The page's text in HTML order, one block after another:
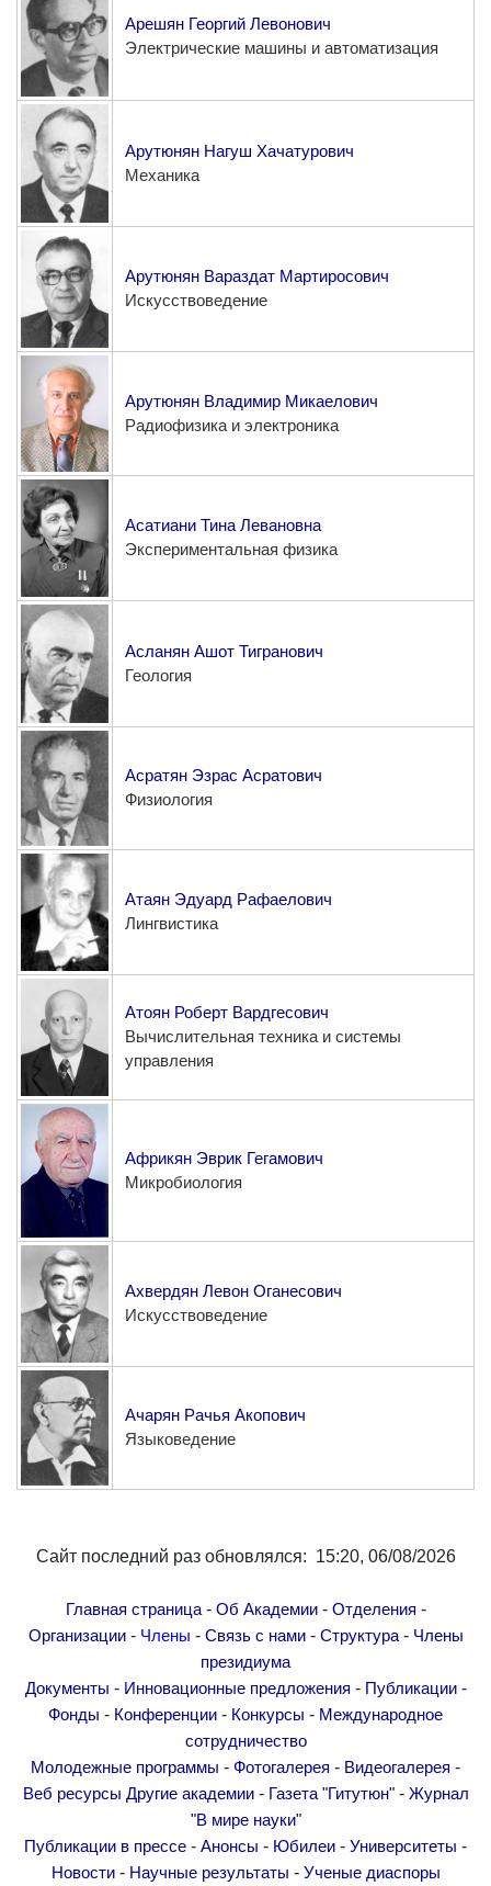
Арешян Георгий Левонович
Электрические машины и автоматизация
Арутюнян Нагуш Хачатурович
Механика
Арутюнян Вараздат Мартиросович
Искусствоведение
Арутюнян Владимир Микаелович
Радиофизика и электроника
Асатиани Тина Левановна
Экспериментальная физика
Асланян Ашот Тигранович
Геология
Асратян Эзрас Асратович
Физиология
Атаян Эдуард Рафаелович
Лингвистика
Атоян Роберт Вардгесович
Вычислительная техника и системы
управления
Африкян Эврик Гегамович
Микробиология
Ахвердян Левон Оганесович
Искусствоведение
Ачарян Рачья Акопович
Языковедение
Сайт последний раз обновлялся: 15:20, 06/08/2026
Главная страница- Об Академии- Отделения -
Организации- Члены - Связь с нами- Структура- Члены
президиума
Документы - Инновационные предложения - Публикации-
Фонды - Конференции - Конкурсы - Международное
сотрудничество
Молодежные программы - Фотогалерея - Видеогалерея -
Веб ресурсы Другие академии- Газета "Гитутюн"- Журнал
"В мире науки"
Публикации в прессе - Анонсы - Юбилеи - Университеты -
Новости- Научные результаты - Ученые диаспоры